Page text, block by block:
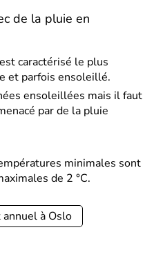
de la pluie en
caractérisé le plus
et parfois ensoleillé.
ensoleillées mais il faut
par de la pluie
minimales sont
de 2 °C.
à Oslo